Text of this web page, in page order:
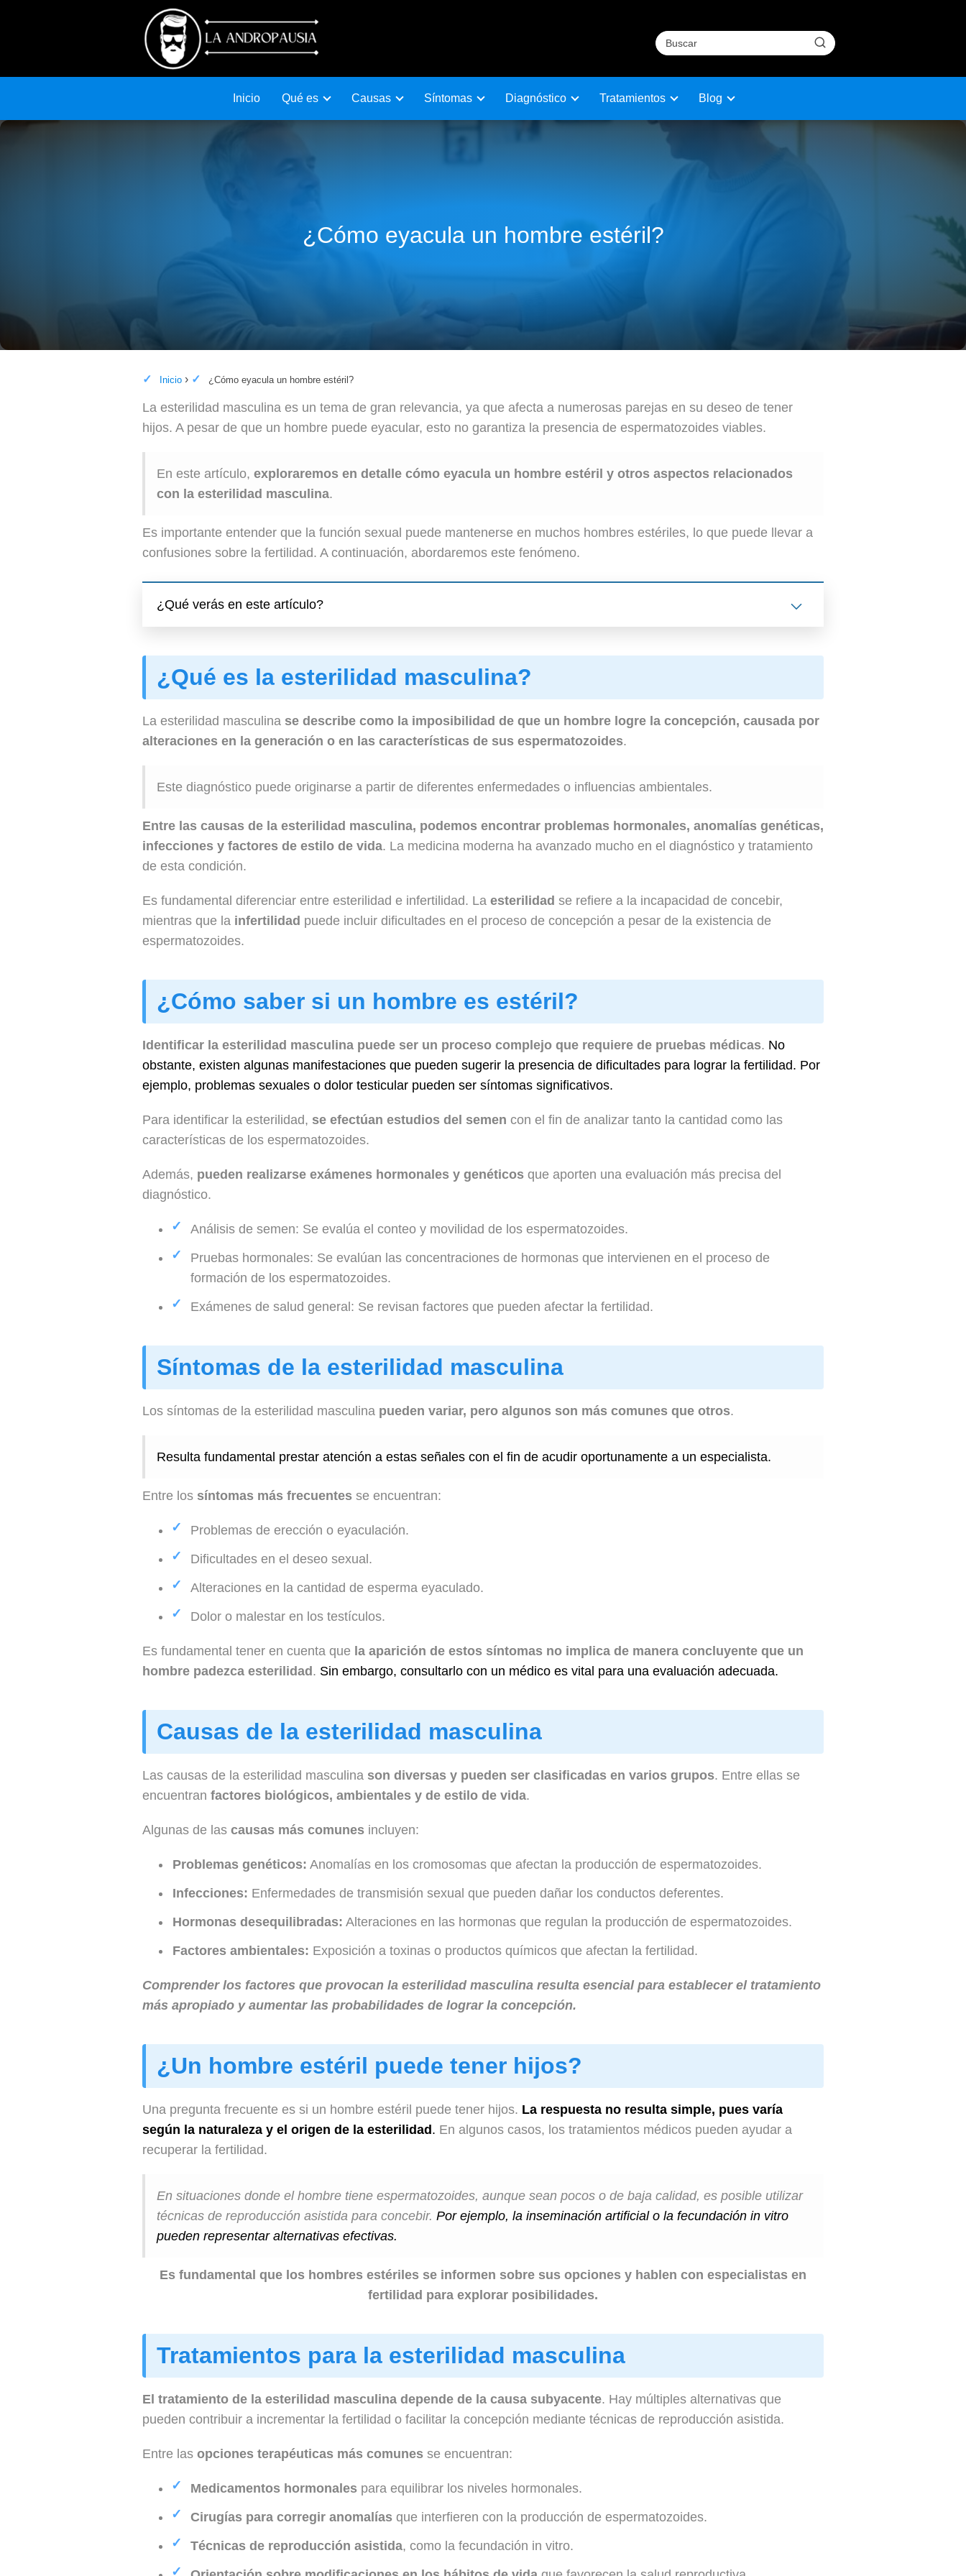
Inicio Qué es Causas Sí­ntomas Diagnóstico Tratamientos Blog
¿Cómo eyacula un hombre estéril?
Inicio ¿Cómo eyacula un hombre estéril?
La esterilidad masculina es un tema de gran relevancia, ya que afecta a numerosas parejas en su deseo de tener
hijos. A pesar de que un hombre puede eyacular, esto no garantiza la presencia de espermatozoides viables.
En este artículo, exploraremos en detalle cómo eyacula un hombre estéril y otros aspectos relacionados
con la esterilidad masculina.
Es importante entender que la función sexual puede mantenerse en muchos hombres estériles, lo que puede llevar a
confusiones sobre la fertilidad. A continuación, abordaremos este fenómeno.
¿Qué verás en este artículo?
¿Qué es la esterilidad masculina?
La esterilidad masculina se describe como la imposibilidad de que un hombre logre la concepción, causada por
alteraciones en la generación o en las características de sus espermatozoides.
Este diagnóstico puede originarse a partir de diferentes enfermedades o influencias ambientales.
Entre las causas de la esterilidad masculina, podemos encontrar problemas hormonales, anomalías genéticas,
infecciones y factores de estilo de vida. La medicina moderna ha avanzado mucho en el diagnóstico y tratamiento
de esta condición.
Es fundamental diferenciar entre esterilidad e infertilidad. La esterilidad se refiere a la incapacidad de concebir,
mientras que la infertilidad puede incluir dificultades en el proceso de concepción a pesar de la existencia de
espermatozoides.
¿Cómo saber si un hombre es estéril?
Identificar la esterilidad masculina puede ser un proceso complejo que requiere de pruebas médicas. No
obstante, existen algunas manifestaciones que pueden sugerir la presencia de dificultades para lograr la fertilidad. Por
ejemplo, problemas sexuales o dolor testicular pueden ser síntomas significativos.
Para identificar la esterilidad, se efectúan estudios del semen con el fin de analizar tanto la cantidad como las
características de los espermatozoides.
Además, pueden realizarse exámenes hormonales y genéticos que aporten una evaluación más precisa del
diagnóstico.
Análisis de semen: Se evalúa el conteo y movilidad de los espermatozoides.
Pruebas hormonales: Se evalúan las concentraciones de hormonas que intervienen en el proceso de
formación de los espermatozoides.
Exámenes de salud general: Se revisan factores que pueden afectar la fertilidad.
Síntomas de la esterilidad masculina
Los síntomas de la esterilidad masculina pueden variar, pero algunos son más comunes que otros.
Resulta fundamental prestar atención a estas señales con el fin de acudir oportunamente a un especialista.
Entre los síntomas más frecuentes se encuentran:
Problemas de erección o eyaculación.
Dificultades en el deseo sexual.
Alteraciones en la cantidad de esperma eyaculado.
Dolor o malestar en los testículos.
Es fundamental tener en cuenta que la aparición de estos síntomas no implica de manera concluyente que un
hombre padezca esterilidad . Sin embargo, consultarlo con un médico es vital para una evaluación adecuada.
Causas de la esterilidad masculina
Las causas de la esterilidad masculina son diversas y pueden ser clasificadas en varios grupos. Entre ellas se
encuentran factores biológicos, ambientales y de estilo de vida.
Algunas de las causas más comunes incluyen:
Problemas genéticos: Anomalías en los cromosomas que afectan la producción de espermatozoides.
Infecciones: Enfermedades de transmisión sexual que pueden dañar los conductos deferentes.
Hormonas desequilibradas: Alteraciones en las hormonas que regulan la producción de espermatozoides.
Factores ambientales: Exposición a toxinas o productos químicos que afectan la fertilidad.
Comprender los factores que provocan la esterilidad masculina resulta esencial para establecer el tratamiento
más apropiado y aumentar las probabilidades de lograr la concepción.
¿Un hombre estéril puede tener hijos?
Una pregunta frecuente es si un hombre estéril puede tener hijos. La respuesta no resulta simple, pues varía
según la naturaleza y el origen de la esterilidad . En algunos casos, los tratamientos médicos pueden ayudar a
recuperar la fertilidad.
En situaciones donde el hombre tiene espermatozoides, aunque sean pocos o de baja calidad, es posible utilizar
técnicas de reproducción asistida para concebir. Por ejemplo, la inseminación artificial o la fecundación in vitro
pueden representar alternativas efectivas.
Es fundamental que los hombres estériles se informen sobre sus opciones y hablen con especialistas en
fertilidad para explorar posibilidades.
Tratamientos para la esterilidad masculina
El tratamiento de la esterilidad masculina depende de la causa subyacente. Hay múltiples alternativas que
pueden contribuir a incrementar la fertilidad o facilitar la concepción mediante técnicas de reproducción asistida.
Entre las opciones terapéuticas más comunes se encuentran:
Medicamentos hormonales para equilibrar los niveles hormonales.
Cirugías para corregir anomalías que interfieren con la producción de espermatozoides.
Técnicas de reproducción asistida, como la fecundación in vitro.